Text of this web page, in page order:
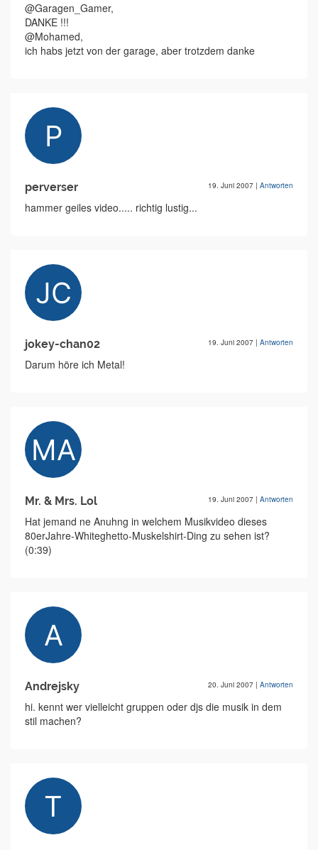
@Garagen_Gamer,
DANKE !!!
@Mohamed,
ich habs jetzt von der garage, aber trotzdem danke
perverser 19. Juni 2007 | Antworten
hammer geiles video..... richtig lustig...
jokey-chan02 19. Juni 2007 | Antworten
Darum höre ich Metal!
Mr. & Mrs. Lol 19. Juni 2007 | Antworten
Hat jemand ne Anuhng in welchem Musikvideo dieses
80erJahre-Whiteghetto-Muskelshirt-Ding zu sehen ist?
(0:39)
Andrejsky 20. Juni 2007 | Antworten
hi. kennt wer vielleicht gruppen oder djs die musik in dem
stil machen?